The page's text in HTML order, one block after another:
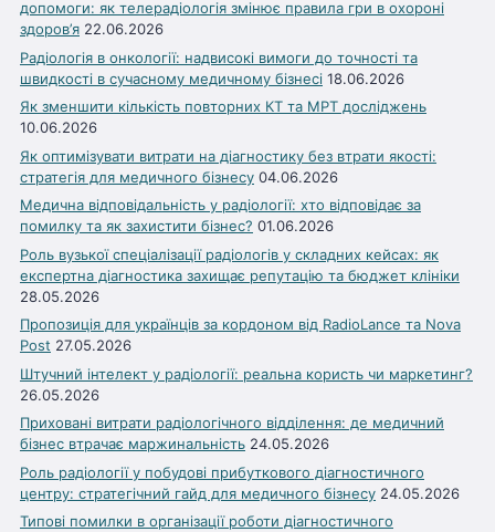
допомоги: як телерадіологія змінює правила гри в охороні
здоров’я 22.06.2026
Радіологія в онкології: надвисокі вимоги до точності та
швидкості в сучасному медичному бізнесі 18.06.2026
Як зменшити кількість повторних КТ та МРТ досліджень
10.06.2026
Як оптимізувати витрати на діагностику без втрати якості:
стратегія для медичного бізнесу 04.06.2026
Медична відповідальність у радіології: хто відповідає за
помилку та як захистити бізнес? 01.06.2026
Роль вузької спеціалізації радіологів у складних кейсах: як
експертна діагностика захищає репутацію та бюджет клініки
28.05.2026
Пропозиція для українців за кордоном від RadioLance та Nova
Post 27.05.2026
Штучний інтелект у радіології: реальна користь чи маркетинг?
26.05.2026
Приховані витрати радіологічного відділення: де медичний
бізнес втрачає маржинальність 24.05.2026
Роль радіології у побудові прибуткового діагностичного
центру: стратегічний гайд для медичного бізнесу 24.05.2026
Типові помилки в організації роботи діагностичного